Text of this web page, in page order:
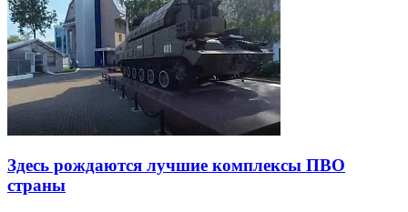
Здесь рождаются лучшие комплексы ПВО
страны